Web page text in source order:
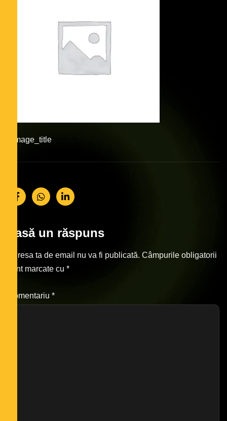
#image_title
Lasă un răspuns
Adresa ta de email nu va fi publicată. Câmpurile obligatorii
sunt marcate cu *
Comentariu *